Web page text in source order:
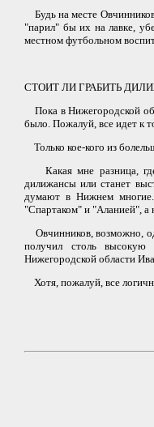
Будь на месте
"парил" бы их на лавке,
местном футбольном
СТОИТ ЛИ ГРАБИТЬ
Пока в Нижегородской
было. Пожалуй, все идет к
Только кое-кого из
Какая мне разница, где
дилижансы или станет
думают в Нижнем
"Спартаком" и "Аланией", а
Овчинников, возможно,
получил столь высокую
Нижегородской области
Хотя, пожалуй, все